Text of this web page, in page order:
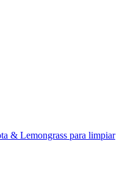
& Lemongrass para limpiar